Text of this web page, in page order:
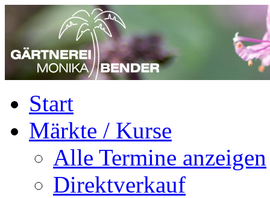
Start
Märkte / Kurse
Alle Termine anzeigen
Direktverkauf